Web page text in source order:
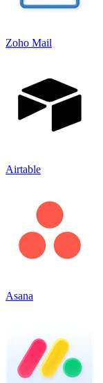
Zoho Mail
Airtable
Asana